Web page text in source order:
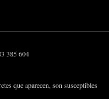
385 604
que aparecen, son susceptibles